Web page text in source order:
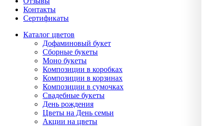
Контакты
Сертификаты
Каталог цветов
Дофаминовый букет
Сборные букеты
Моно букеты
Композиции в коробках
Композиции в корзинах
Композиции в сумочках
Свадебные букеты
День рождения
Цветы на День семьи
Акции на цветы